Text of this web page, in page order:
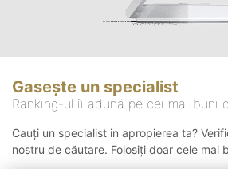
Gasește un specialist
Ranking-ul îi adună pe cei mai buni
Cauți un specialist in apropierea ta?
nostru de căutare. Folosiți doar cele mai